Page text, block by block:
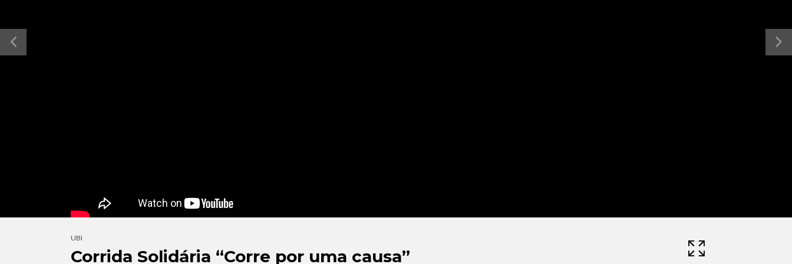
UBI
Corrida Solidária “Corre por uma causa”